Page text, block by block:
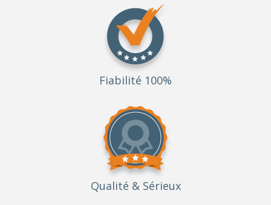
Fiabilité 100%
Qualité & Sérieux